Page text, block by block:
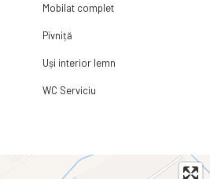
Mobilat complet
Pivniță
Uși interior lemn
WC Serviciu